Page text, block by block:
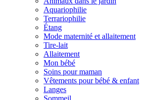
Aquariophilie
Terrariophilie
Étang
Mode maternité et allaitement
Tire-lait
Allaitement
Mon bébé
Soins pour maman
Vêtements pour bébé & enfant
Langes
Sommeil